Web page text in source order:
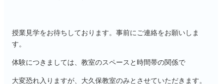
授業見学をお待ちしております。事前にご連絡をお願いしま
す。
体験につきましては、教室のスペースと時間帯の関係で
大変恐れ入りますが、大久保教室のみとさせていただきます。